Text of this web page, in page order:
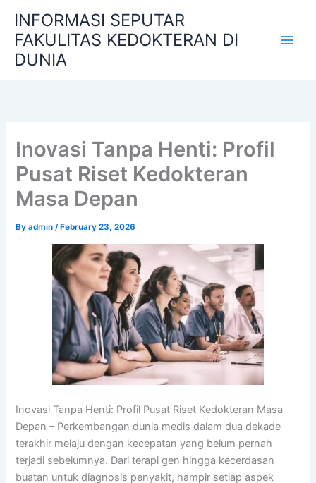
content
INFORMASI SEPUTAR
FAKULITAS KEDOKTERAN DI
DUNIA
Inovasi Tanpa Henti: Profil
Pusat Riset Kedokteran
Masa Depan
Byadmin/ February 23, 2026
Inovasi Tanpa Henti: Profil Pusat Riset Kedokteran Masa
Depan – Perkembangan dunia medis dalam dua dekade
terakhir melaju dengan kecepatan yang belum pernah
terjadi sebelumnya. Dari terapi gen hingga kecerdasan
buatan untuk diagnosis penyakit, hampir setiap aspek